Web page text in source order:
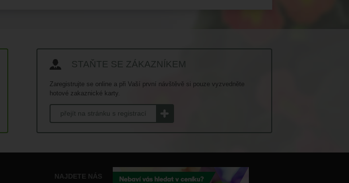
STAŇTE SE ZÁKAZNÍKEM
Zaregistrujte se online a při Vaší první návštěvě si pouze vyzvedněte
hotové zakaznické karty.
přejít na stránku s registrací
NAJDETE NÁS